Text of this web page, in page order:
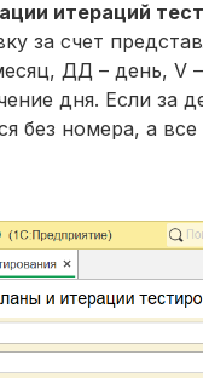
итераций
за счет
ДД – день, V
дня. Если за
без номера, а